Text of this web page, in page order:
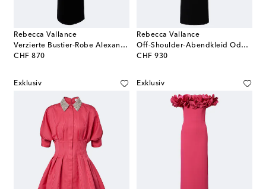
Rebecca Vallance
Verzierte Bustier-Robe Alexandrite aus Crêpe
CHF 870
original price
Rebecca Vallance
Off-Shoulder-Abendkleid Odetta aus Crêpe, verziert
CHF 930
original price
Exklusiv Exklusiv